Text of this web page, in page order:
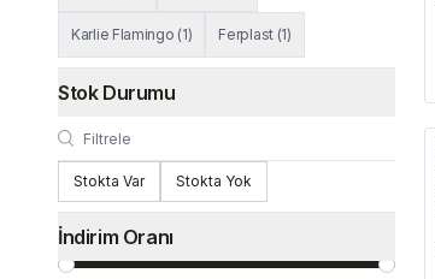
Karlie Flamingo (1) Ferplast (1)
Stok Durumu
Stokta Var Stokta Yok
İndirim Oranı